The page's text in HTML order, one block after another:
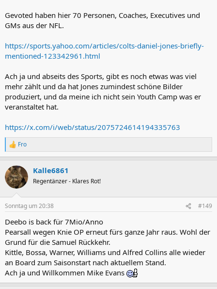
Gevoted haben hier 70 Personen, Coaches, Executives und
GMs aus der NFL.
https://sports.yahoo.com/articles/colts-daniel-jones-briefly-
mentioned-123342961.html
Ach ja und abseits des Sports, gibt es noch etwas was viel
mehr zählt und da hat Jones zumindest schöne Bilder
produziert, und da meine ich nicht sein Youth Camp was er
veranstaltet hat.
https://x.com/i/web/status/2075724614194335763
R
e
k
t
i
e
:
Fro
Kalle6861
Regentänzer - Klares Rot!
Sonntag um 20:38 #149
Deebo is back für 7Mio/Anno
Pearsall wegen Knie OP erneut fürs ganze Jahr raus. Wohl der
Grund für die Samuel Rückkehr.
Kittle, Bossa, Warner, Williams und Alfred Collins alle wieder
an Board zum Saisonstart nach aktuellem Stand.
Ach ja und Willkommen Mike Evans